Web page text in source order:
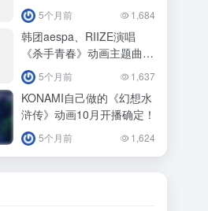
5个月前 1,684
韩团aespa、RIIZE演唱
《杀手青春》动画主题曲
4/11正式播出！
5个月前 1,637
KONAMI自己做的《幻想水
浒传》动画10月开播确定！
5个月前 1,624